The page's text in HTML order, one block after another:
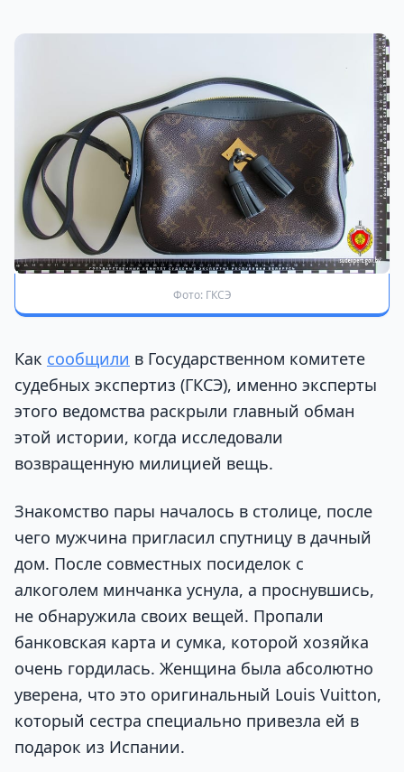
Фото: ГКСЭ
Как сообщили в Государственном комитете
судебных экспертиз (ГКСЭ), именно эксперты
этого ведомства раскрыли главный обман
этой истории, когда исследовали
возвращенную милицией вещь.
Знакомство пары началось в столице, после
чего мужчина пригласил спутницу в дачный
дом. После совместных посиделок с
алкоголем минчанка уснула, а проснувшись,
не обнаружила своих вещей. Пропали
банковская карта и сумка, которой хозяйка
очень гордилась. Женщина была абсолютно
уверена, что это оригинальный Louis Vuitton,
который сестра специально привезла ей в
подарок из Испании.